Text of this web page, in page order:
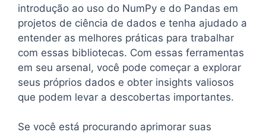
introdução ao uso do NumPy e do Pandas em
projetos de ciência de dados e tenha ajudado a
entender as melhores práticas para trabalhar
com essas bibliotecas. Com essas ferramentas
em seu arsenal, você pode começar a explorar
seus próprios dados e obter insights valiosos
que podem levar a descobertas importantes.
Se você está procurando aprimorar suas